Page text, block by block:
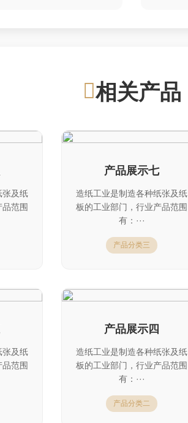
相关产品
张及纸
范围
产品展示七
造纸工业是制造各种纸张及纸
板的工业部门，行业产品范围
有：···
产品分类三
张及纸
范围
产品展示四
造纸工业是制造各种纸张及纸
板的工业部门，行业产品范围
有：···
产品分类二